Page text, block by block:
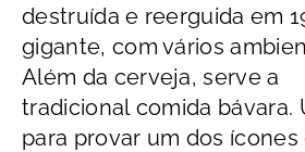
destruída e reerguida em
gigante, com vários
Além da cerveja, serve a
tradicional comida bávara.
para provar um dos ícones